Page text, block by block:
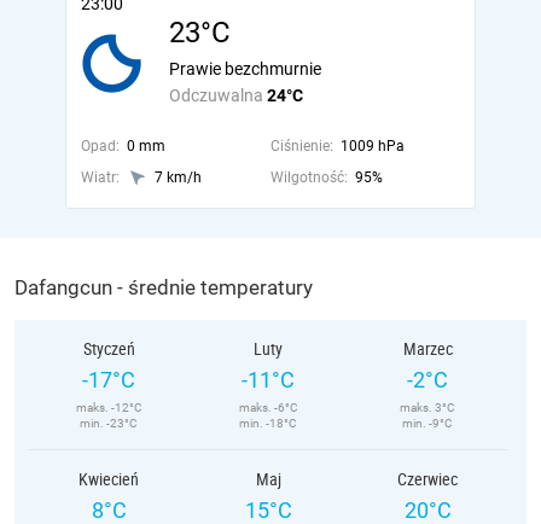
23°C
Odczuwalna 24°C
Prawie bezchmurnie
Opad: 0 mm Ciśnienie: 1009 hPa
Wiatr:
7 km/h Wilgotność: 95%
Dafangcun - średnie temperatury
Styczeń
-17°C
maks. -12°C
min. -23°C
Luty
-11°C
maks. -6°C
min. -18°C
Marzec
-2°C
maks. 3°C
min. -9°C
Kwiecień
8°C
Maj
15°C
Czerwiec
20°C